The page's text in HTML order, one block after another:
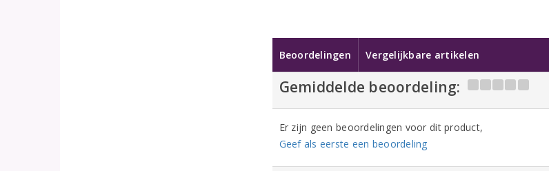
Beoordelingen Vergelijkbare artikelen
Gemiddelde beoordeling:
Er zijn geen beoordelingen voor dit product,
Geef als eerste een beoordeling